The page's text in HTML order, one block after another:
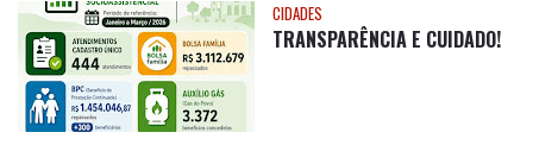
CIDADES
TRANSPARÊNCIA E CUIDADO!